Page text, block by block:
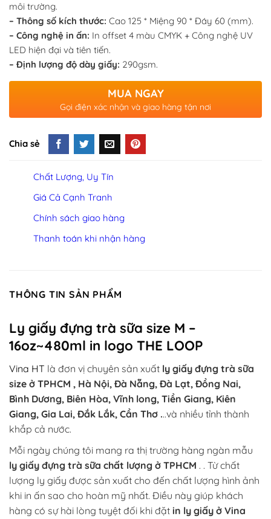
môi trường.
– Thông số kích thước: Cao 125 * Miệng 90 * Đáy 60 (mm).
– Công nghệ in ấn: In offset 4 màu CMYK + Công nghệ UV
LED hiện đại và tiên tiến.
– Định lượng độ dày giấy: 290gsm.
MUA NGAY
Gọi điện xác nhận và giao hàng tận nơi
Chia sẻ
Chất Lượng, Uy Tín
Giá Cả Cạnh Tranh
Chính sách giao hàng
Thanh toán khi nhận hàng
THÔNG TIN SẢN PHẨM
Ly giấy đựng trà sữa size M –
16oz~480ml in logo THE LOOP
Vina HT là đơn vị chuyên sản xuất ly giấy đựng trà sữa
size ở TPHCM , Hà Nội, Đà Nẵng, Đà Lạt, Đồng Nai,
Bình Dương, Biên Hòa, Vĩnh long, Tiền Giang, Kiên
Giang, Gia Lai, Đắk Lắk, Cần Thơ ...và nhiều tỉnh thành
khắp cả nước.
Mỗi ngày chúng tôi mang ra thị trường hàng ngàn mẫu
ly giấy đựng trà sữa chất lượng ở TPHCM . . Từ chất
lượng ly giấy được sản xuất cho đến chất lượng hình ảnh
khi in ấn sao cho hoàn mỹ nhất. Điều này giúp khách
hàng có sự hài lòng tuyệt đối khi đặt in ly giấy ở Vina